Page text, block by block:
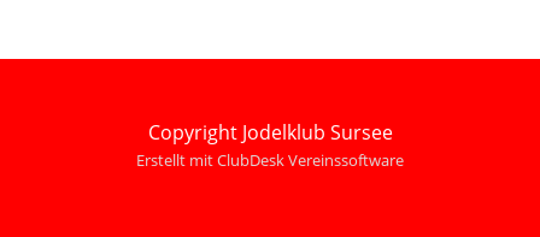
Copyright Jodelklub Sursee
Erstellt mit ClubDesk Vereinssoftware